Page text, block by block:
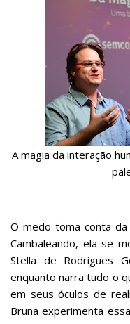
Pós-doutorado
Iniciação Científica
Transferência de
Empresas Juniores
Extensão à Comunidade
Projetos, Programas
Artes, Cultura e
Museus e Espaços
Serviços
Bibliotecas
Apoio ao Estudante
Outros serviços
Comunicação
Assessorias e Mídias
Aplicativos e Sites
Jornal da USP
Agenda de Eventos
A magia da interação
O medo toma conta
Cambaleando, ela se
Stella de Rodrigues
enquanto narra tudo o
em seus óculos de
Bruna experimenta